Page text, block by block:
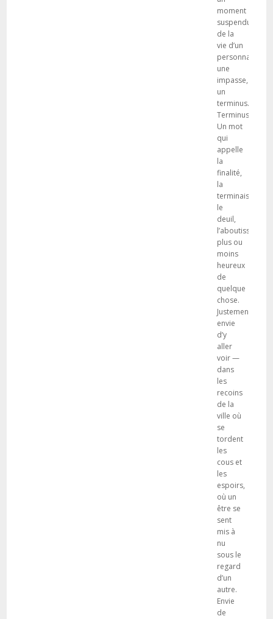
moment
suspendu
de la
vie d’un
personnage :
une
impasse,
un
terminus.
Terminus.
Un mot
qui
appelle
la
finalité,
la
terminaison,
le
deuil,
l’aboutissement
plus ou
moins
heureux
de
quelque
chose.
Justement :
envie
d’y
aller
voir —
dans
les
recoins
de la
ville où
se
tordent
les
cous et
les
espoirs,
où un
être se
sent
mis à
nu
sous le
regard
d’un
autre.
Envie
de